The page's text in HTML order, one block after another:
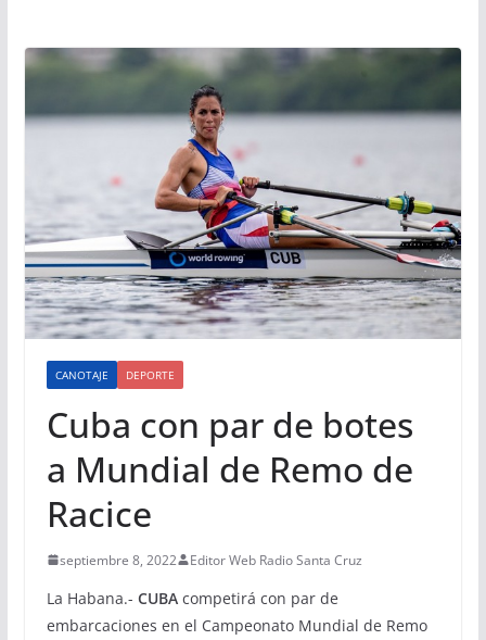
CANOTAJE DEPORTE
Cuba con par de botes
a Mundial de Remo de
Racice
septiembre 8, 2022 Editor Web Radio Santa Cruz
La Habana.- CUBAcompetirá con par de
embarcaciones en el Campeonato Mundial de Remo